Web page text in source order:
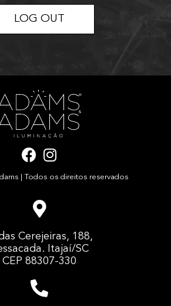
LOG OUT
F
a
c
b
o
k
I
n
s
r
a
| Todos os direitos reservados
Cerejeiras, 188,
Itajaí/SC
CEP 88307-330